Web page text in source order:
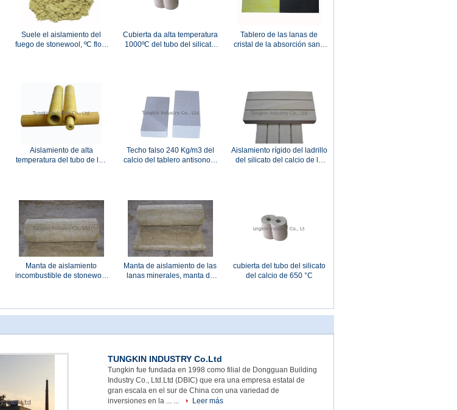
Suele el aislamiento del
fuego de stonewool, ºC flojo
Cubierta da alta temperatura
1000ºC del tubo del silicato
Tablero de las lanas de
cristal de la absorción sana
Aislamiento de alta
temperatura del tubo de las
Techo falso 240 Kg/m3 del
calcio del tablero antisonoro
Aislamiento rígido del ladrillo
del silicato del calcio de la
Manta de aislamiento
incombustible de stonewool
Manta de aislamiento de las
lanas minerales, manta de
cubierta del tubo del silicato
del calcio de 650 °C
TUNGKIN INDUSTRY Co.Ltd
Tungkin fue fundada en 1998 como filial de Dongguan Building
Industry Co., Ltd.Ltd (DBIC) que era una empresa estatal de
gran escala en el sur de China con una variedad de
inversiones en la ... ...
Leer más